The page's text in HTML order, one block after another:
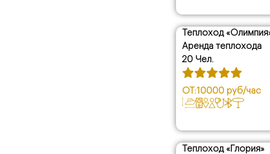
Теплоход
Аренда теплохода
20 Чел.
ОТ:10000 руб/час
Теплоход «Глория»